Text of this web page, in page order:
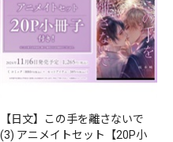
【日文】この手を離さないで
(3) アニメイトセット【20P小